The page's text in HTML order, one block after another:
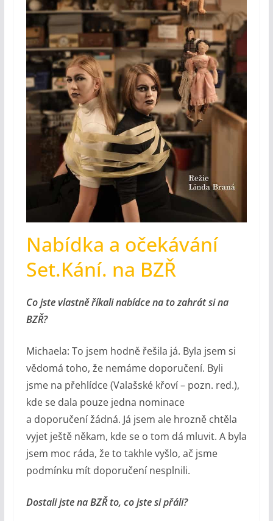
Nabídka a očekávání
Set.Kání. na BZŘ
Co jste vlastně říkali nabídce na to zahrát si na
BZŘ?
Michaela: To jsem hodně řešila já. Byla jsem si
vědomá toho, že nemáme doporučení. Byli
jsme na přehlídce (Valašské křoví – pozn. red.),
kde se dala pouze jedna nominace
a doporučení žádná. Já jsem ale hrozně chtěla
vyjet ještě někam, kde se o tom dá mluvit. A byla
jsem moc ráda, že to takhle vyšlo, ač jsme
podmínku mít doporučení nesplnili.
Dostali jste na BZŘ to, co jste si přáli?